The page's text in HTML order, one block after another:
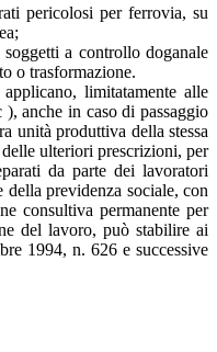
pericolosi per ferrovia, su
a controllo doganale
o trasformazione.
limitatamente alle
anche in caso di passaggio
unità produttiva della stessa
ulteriori prescrizioni, per
da parte dei lavoratori
previdenza sociale, con
consultiva permanente per
del lavoro, può stabilire ai
1994, n. 626 e successive